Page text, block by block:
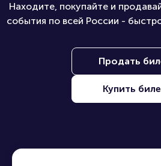
Находите, покупайте и
события по всей России -
Продать
Купить